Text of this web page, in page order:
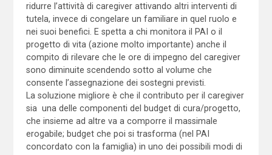
ridurre l’attività di caregiver attivando altri interventi di
tutela, invece di congelare un familiare in quel ruolo e
nei suoi benefici. E spetta a chi monitora il PAI o il
progetto di vita (azione molto importante) anche il
compito di rilevare che le ore di impegno del caregiver
sono diminuite scendendo sotto al volume che
consente l’assegnazione dei sostegni previsti.
La soluzione migliore è che il contributo per il caregiver
sia una delle componenti del budget di cura/progetto,
che insieme ad altre va a comporre il massimale
erogabile; budget che poi si trasforma (nel PAI
concordato con la famiglia) in uno dei possibili modi di